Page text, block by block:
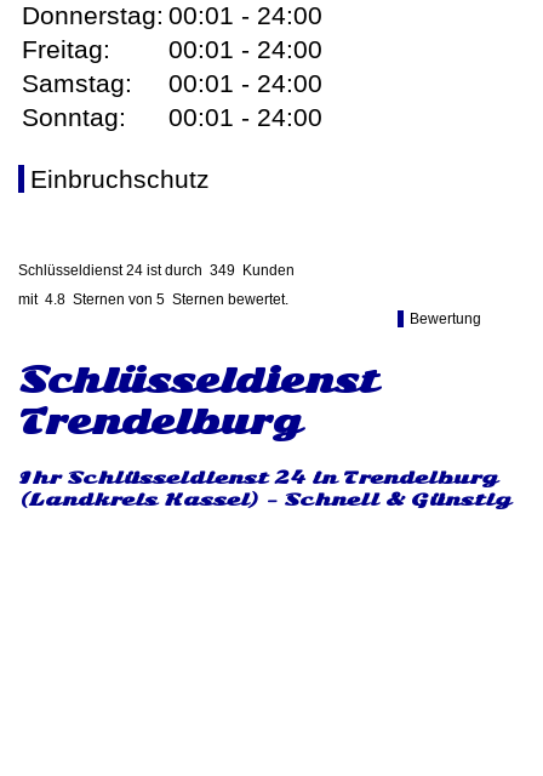
Donnerstag: 00:01 - 24:00
Freitag:
00:01 - 24:00
Samstag:
00:01 - 24:00
Sonntag:
00:01 - 24:00
Einbruchschutz
Schlüsseldienst 24 ist durch 349 Kunden
mit 4.8 Sternen von 5 Sternen bewertet.
Bewertung
Schlüsseldienst
Trendelburg
Ihr Schlüsseldienst 24 in Trendelburg
(Landkreis Kassel) - Schnell & Günstig